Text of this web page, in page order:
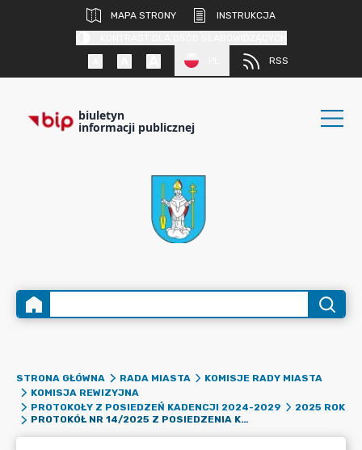
MAPA STRONY
INSTRUKCJA
RSS
biuletyn
informacji publicznej
STRONA GŁÓWNA RADA MIASTA
KOMISJE RADY MIASTA
KOMISJA REWIZYJNA
PROTOKOŁY Z POSIEDZEŃ KADENCJI 2024-2029
2025 ROK
PROTOKÓŁ NR 14/2025 Z POSIEDZENIA KOMISJI REWIZYJNEJ RADY MIASTA RADZIONKÓW W DNIU 4 CZERWCA 2025 R.